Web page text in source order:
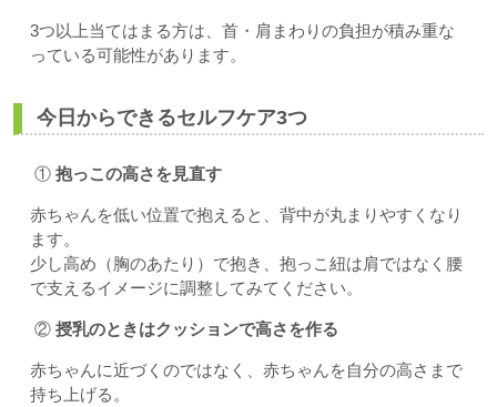
3つ以上当てはまる方は、首・肩まわりの負担が積み重な
っている可能性があります。
今日からできるセルフケア3つ
① 抱っこの高さを見直す
赤ちゃんを低い位置で抱えると、背中が丸まりやすくなり
ます。
少し高め（胸のあたり）で抱き、抱っこ紐は肩ではなく腰
で支えるイメージに調整してみてください。
② 授乳のときはクッションで高さを作る
赤ちゃんに近づくのではなく、赤ちゃんを自分の高さまで
持ち上げる。